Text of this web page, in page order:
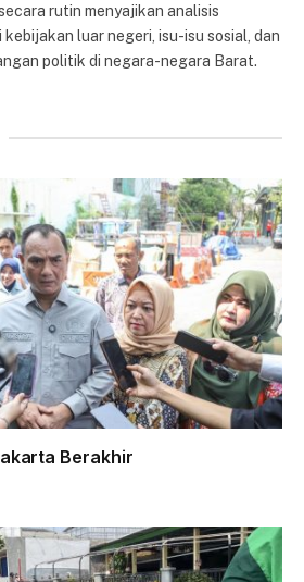
rutin menyajikan analisis
kebijakan luar negeri, isu-isu sosial, dan
politik di negara-negara Barat.
Berakhir